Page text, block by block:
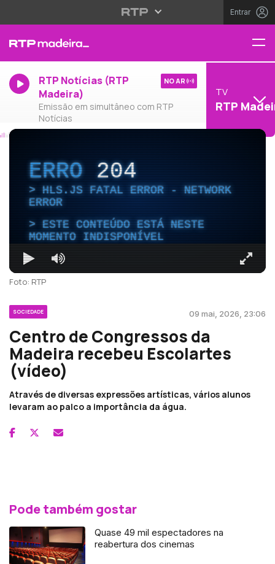
Entrar
RTP Notícias (RTP
Madeira)
Emissão em simultâneo com RTP
Notícias
NO AR
TV
RTP
ERRO204
HLS.JS FATAL ERROR - NETWORK
ERROR
ESTE CONTEÚDO ESTÁ NESTE
MOMENTO INDISPONÍVEL
Foto: RTP
SOCIEDADE 09 mai, 2026, 23:06
Centro de Congressos da
Madeira recebeu Escolartes
(vídeo)
Através de diversas expressões artísticas, vários alunos
levaram ao palco a importância da água.
Pode também gostar
Quase 49 mil espectadores na
reabertura dos cinemas